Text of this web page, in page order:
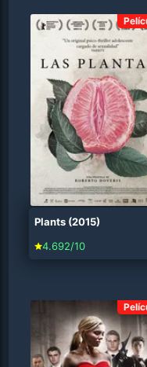
Plants (2015)
4.692/10